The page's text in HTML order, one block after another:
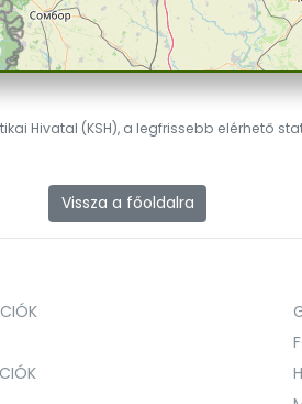
Hivatal (KSH), a legfrissebb elérhető
Vissza a főoldalra